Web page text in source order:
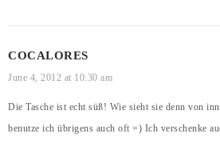
COCALORES
June 4, 2012 at 10:30 am
Die Tasche ist echt süß! Wie sieht sie denn von
benutze ich übrigens auch oft =) Ich verschenke